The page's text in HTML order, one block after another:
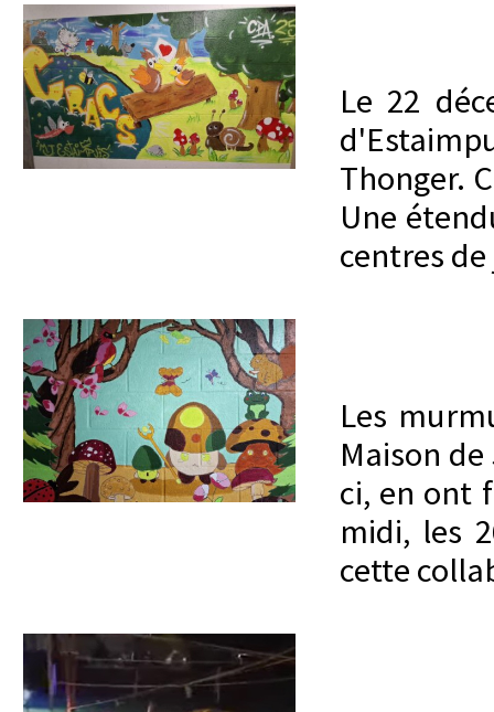
Le 22
Thonger.
Une
centres
Les
Maison
ci, en ont
midi, les
cette